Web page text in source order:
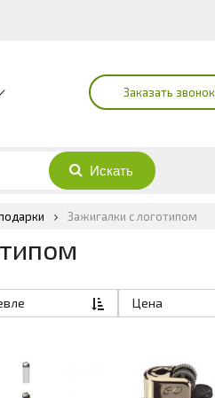
Заказать звонок
Зажигалки с логотипом
Цена